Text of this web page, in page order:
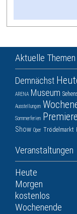
Aktuelle Themen
Demnächst
ARENA Museum
Ausstellungen
Sommerferien
Show Oper Trödelmarkt
Veranstaltungen
Heute
Morgen
kostenlos
Wochenende